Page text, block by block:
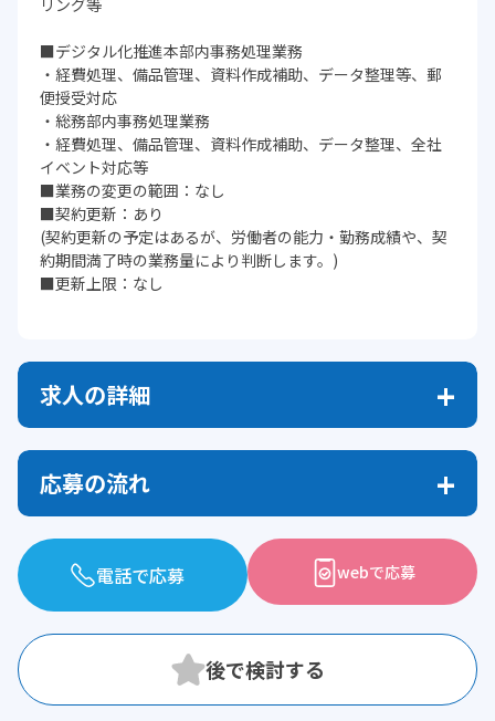
リング等
■デジタル化推進本部内事務処理業務
・経費処理、備品管理、資料作成補助、データ整理等、郵
便授受対応
・総務部内事務処理業務
・経費処理、備品管理、資料作成補助、データ整理、全社
イベント対応等
■業務の変更の範囲：なし
■契約更新：あり
(契約更新の予定はあるが、労働者の能力・勤務成績や、契
約期間満了時の業務量により判断します。)
■更新上限：なし
求人の詳細
応募の流れ
電話で応募 webで応募